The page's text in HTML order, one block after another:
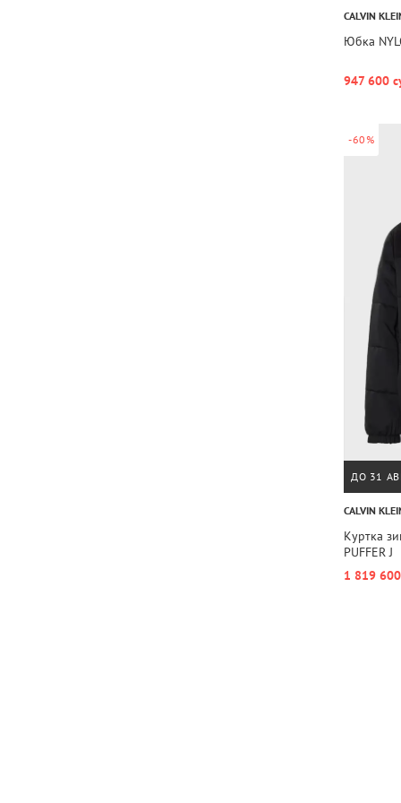
CALVIN
Юбка
947 600
-60%
ДО 31
CALVIN
Куртка
PUFFER J
1 819